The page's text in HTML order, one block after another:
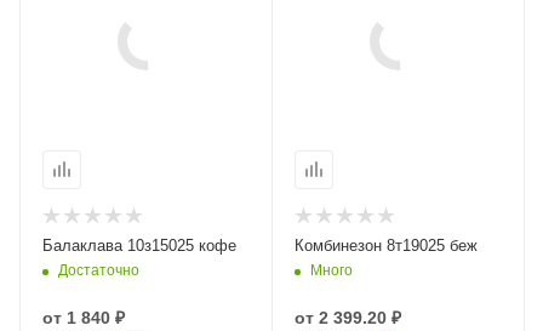
Балаклава 10з15025 кофе
Достаточно
от 1 840 ₽
Комбинезон 8т19025 беж
Много
от 2 399.20 ₽